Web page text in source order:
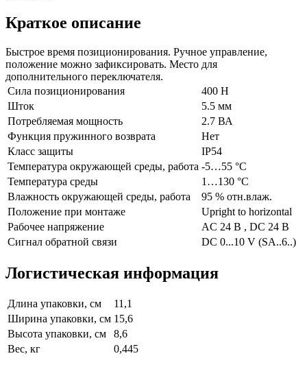
Краткое описание
Быстрое время позиционирования. Ручное управление,
положение можно зафиксировать. Место для
дополнительного переключателя.
Сила позиционирования
400 Н
Шток
5.5 мм
Потребляемая мощность
2.7 ВА
Функция пружинного возврата
Нет
Класс защиты
IP54
Температура окружающей среды, работа -5…55 °C
Температура среды
1…130 °C
Влажность окружающей среды, работа
95 % отн.влаж.
Положение при монтаже
Upright to horizontal
Рабочее напряжение
AC 24 В , DC 24 В
Сигнал обратной связи
DC 0...10 V (SA..6..)
Логистическая информация
Длина упаковки, см
11,1
Ширина упаковки, см 15,6
Высота упаковки, см
8,6
Вес, кг
0,445